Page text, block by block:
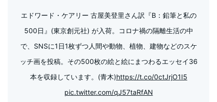
エドワード・ケアリー 古屋美登里さん訳『B：鉛筆と私の
500日』(東京創元社) が入荷。コロナ禍の隔離生活の中
で、SNSに1日1枚ずつ人間や動物、植物、建物などのスケ
ッチ画を投稿。その500枚の絵と絵にまつわるエッセイ36
本を収録しています。(青木)https://t.co/0ctJrjO1I5
pic.twitter.com/qJ57taRfAN